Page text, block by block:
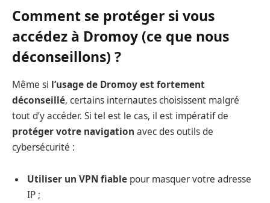
Comment se protéger si vous
accédez à Dromoy (ce que nous
déconseillons) ?
Même si l’usage de Dromoy est fortement
déconseillé, certains internautes choisissent malgré
tout d’y accéder. Si tel est le cas, il est impératif de
protéger votre navigation avec des outils de
cybersécurité :
Utiliser un VPN fiable pour masquer votre adresse
IP ;